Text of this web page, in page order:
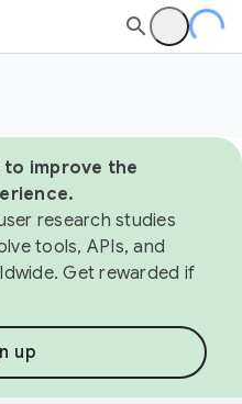
improve the
research studies
tools, APIs, and
Get rewarded if
up